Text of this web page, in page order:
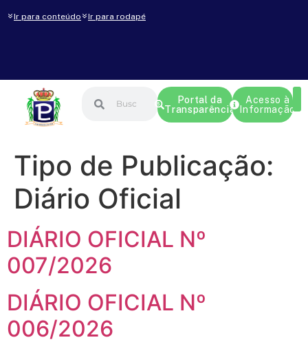
Ir para conteúdo Ir para rodapé
Portal da
Transparência
Acesso à
Informação
Tipo de Publicação:
Diário Oficial
DIÁRIO OFICIAL Nº
007/2026
DIÁRIO OFICIAL Nº
006/2026